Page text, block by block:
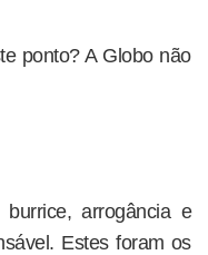
ponto? A Globo não
burrice, arrogância e
Estes foram os